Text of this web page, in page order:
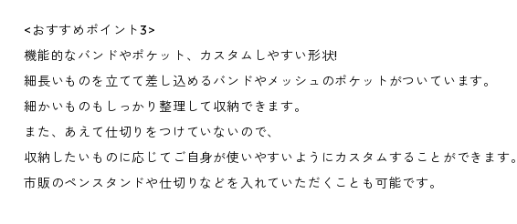
<おすすめポイント3>
機能的なバンドやポケット、カスタムしやすい形状!
細長いものを立てて差し込めるバンドやメッシュのポケットがついています。
細かいものもしっかり整理して収納できます。
また、あえて仕切りをつけていないので、
収納したいものに応じてご自身が使いやすいようにカスタムすることができます。
市販のペンスタンドや仕切りなどを入れていただくことも可能です。